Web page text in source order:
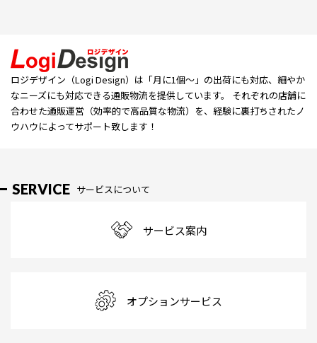
ロジデザイン（Logi Design）は「⽉に1個〜」の出荷にも対応、細やか
なニーズにも対応できる通販物流を提供しています。 それぞれの店舗に
合わせた通販運営（効率的で高品質な物流）を、経験に裏打ちされたノ
ウハウによってサポート致します！
SERVICE サービスについて
サービス案内
オプションサービス